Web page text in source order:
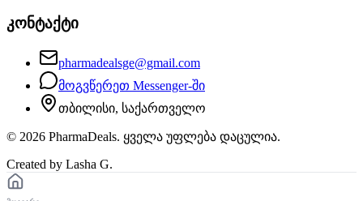
კონტაქტი
pharmadealsge@gmail.com
მოგვწერეთ Messenger-ში
თბილისი, საქართველო
© 2026 PharmaDeals. ყველა უფლება დაცულია.
Created by Lasha G.